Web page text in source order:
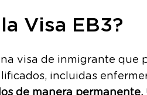
Visa EB3?
visa de inmigrante que
incluidas
de manera permanente.